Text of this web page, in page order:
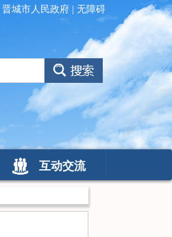
晋城市人民政府 无障碍
互动交流